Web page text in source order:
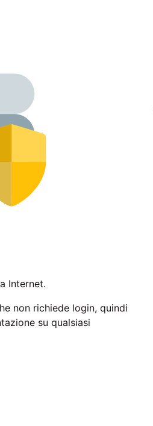
Internet.
non richiede login, quindi
su qualsiasi